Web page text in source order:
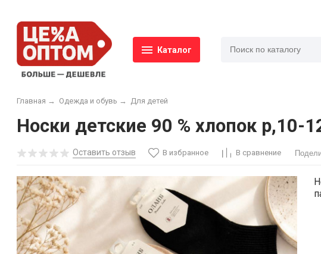
Каталог
Главная → Одежда и обувь → Для детей
Носки детские 90 % хлопок р,10-
Оставить отзыв В избранное В сравнение